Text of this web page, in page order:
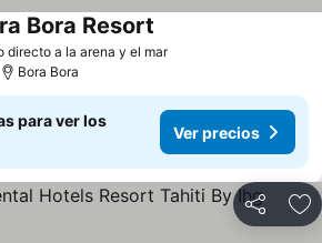
directo a la arena y el mar
Bora Resort
Bora Bora
para ver los
Ver precios
Compartir